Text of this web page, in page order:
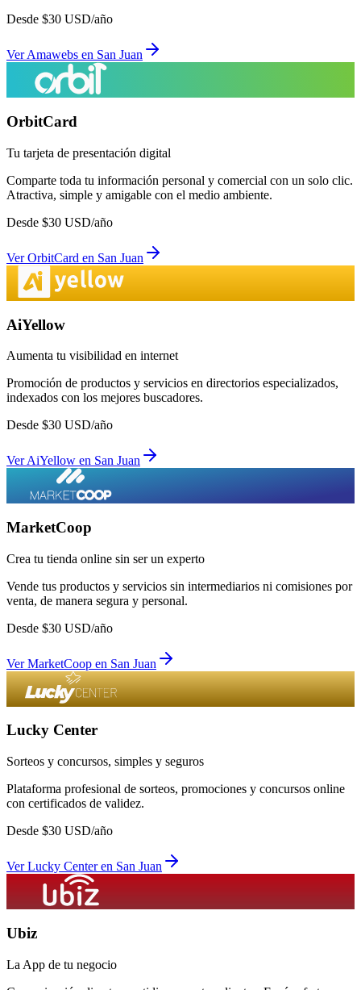
Desde $30 USD/año
VerAmawebs en San Juan
OrbitCard
Tu tarjeta de presentación digital
Comparte toda tu información personal y comercial con un solo clic.
Atractiva, simple y amigable con el medio ambiente.
Desde $30 USD/año
VerOrbitCard en San Juan
AiYellow
Aumenta tu visibilidad en internet
Promoción de productos y servicios en directorios especializados,
indexados con los mejores buscadores.
Desde $30 USD/año
VerAiYellow en San Juan
MarketCoop
Crea tu tienda online sin ser un experto
Vende tus productos y servicios sin intermediarios ni comisiones por
venta, de manera segura y personal.
Desde $30 USD/año
VerMarketCoop en San Juan
Lucky Center
Sorteos y concursos, simples y seguros
Plataforma profesional de sorteos, promociones y concursos online
con certificados de validez.
Desde $30 USD/año
VerLucky Centeren San Juan
Ubiz
La App de tu negocio